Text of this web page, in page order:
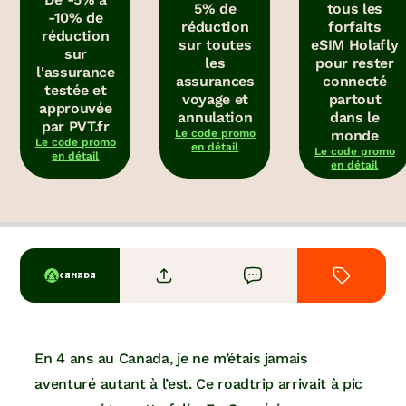
-10% de
réduction
sur
l'assurance
testée et
approuvée
par PVT.fr
Le code promo
en détail
5% de
réduction
sur toutes
les
assurances
voyage et
annulation
Le code promo
en détail
tous les
forfaits
eSIM Holafly
pour rester
connecté
partout
dans le
monde
Le code promo
en détail
CANADA
En 4 ans au Canada, je ne m’étais jamais
aventuré autant à l’est. Ce roadtrip arrivait à pic